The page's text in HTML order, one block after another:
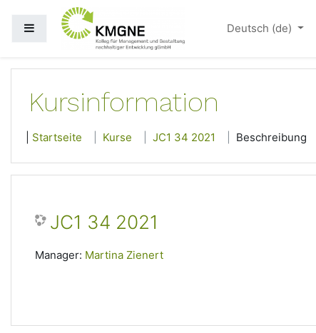
Zum Hauptinhalt
Website-Übersicht
Deutsch ‎(de)‎
Kursinformation
Startseite Kurse JC1 34 2021 Beschreibung
JC1 34 2021
Manager: Martina Zienert